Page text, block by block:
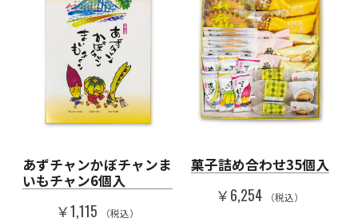
あずチャンかぼチャンま
いもチャン6個入
￥1,115 （税込）
菓子詰め合わせ35個入
￥6,254 （税込）